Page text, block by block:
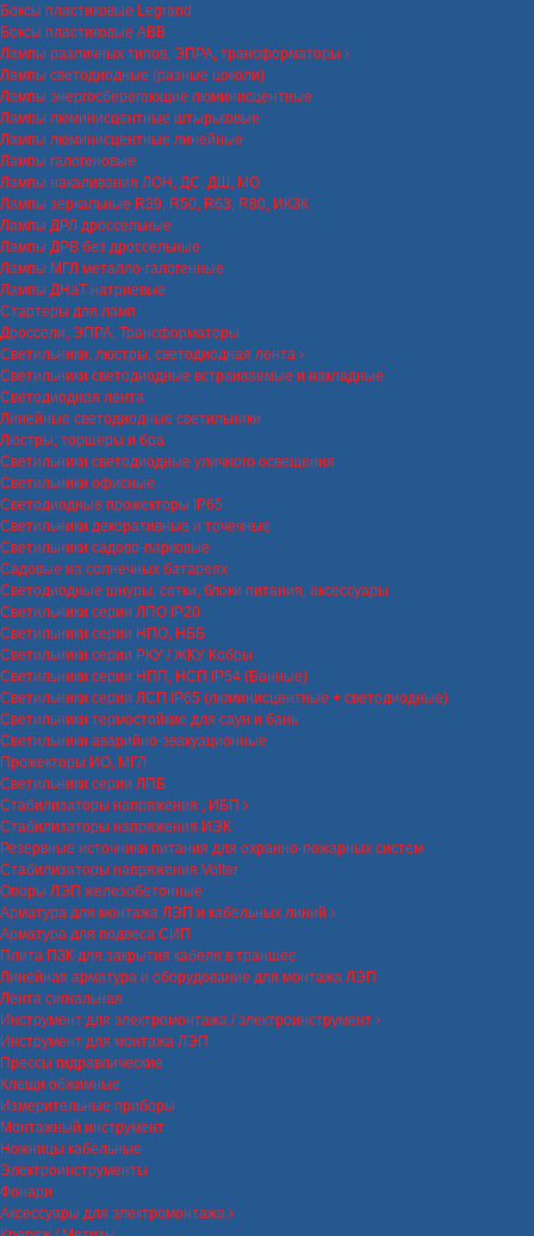
Боксы пластиковые Legrand
Боксы пластиковые ABB
Лампы различных типов, ЭПРА, трансформаторы
Лампы светодиодные (разные цоколи)
Лампы энергосберегающие люминисцентные
Лампы люминисцентные штырьковые
Лампы люминисцентные линейные
Лампы галогеновые
Лампы накаливания ЛОН, ДС, ДШ, МО
Лампы зеркальные R39, R50, R63, R80, ИКЗК
Лампы ДРЛ дроссельные
Лампы ДРВ без дроссельные
Лампы МГЛ металло-галогенные
Лампы ДНаТ натриевые
Стартеры для ламп
Дроссели, ЭПРА, Трансформаторы
Светильники, люстры, светодиодная лента
Светильники светодиодные встраиваемые и накладные
Светодиодная лента
Линейные светодиодные светильники
Люстры, торшеры и бра
Светильники светодиодные уличного освещения
Светильники офисные
Светодиодные прожекторы IP65
Светильники декоративные и точечные
Светильники садово-парковые
Садовые на солнечных батареях
Светодиодные шнуры, сетки, блоки питания, аксессуары
Светильники серии ЛПО IP20
Светильники серии НПО, НББ
Светильники серии РКУ / ЖКУ Кобры
Светильники серии НПП, НСП IP54 (Банные)
Светильники серии ЛСП IP65 (люминисцентные + светодиодные)
Светильники термостойкие для саун и бань
Светильники аварийно-эвакуационные
Прожекторы ИО, МГЛ
Светильники серии ЛПБ
Стабилизаторы напряжения , ИБП
Стабилизаторы напряжения ИЭК
Резервные источники питания для охранно-пожарных систем
Стабилизаторы напряжения Volter
Опоры ЛЭП железобетонные
Арматура для монтажа ЛЭП и кабельных линий
Арматура для подвеса СИП
Плита ПЗК для закрытия кабеля в траншее
Линейная арматура и оборудование для монтажа ЛЭП
Лента сигнальная
Инструмент для электромонтажа / электроинструмент
Инструмент для монтажа ЛЭП
Прессы гидравлические
Клещи обжимные
Измерительные приборы
Монтажный инструмент
Ножницы кабельные
Электроинструменты
Фонари
Аксессуары для электромонтажа